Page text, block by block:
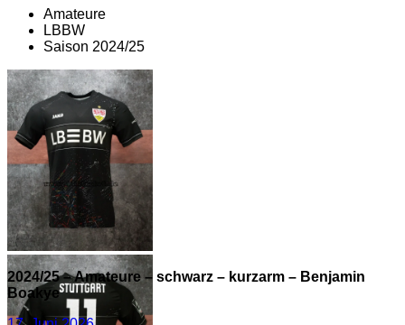
Amateure
LBBW
Saison 2024/25
2024/25 – Amateure –
schwarz – kurzarm –
Benjamin Boakye
2024/25 – Amateure – schwarz – kurzarm – Benjamin
Boakye